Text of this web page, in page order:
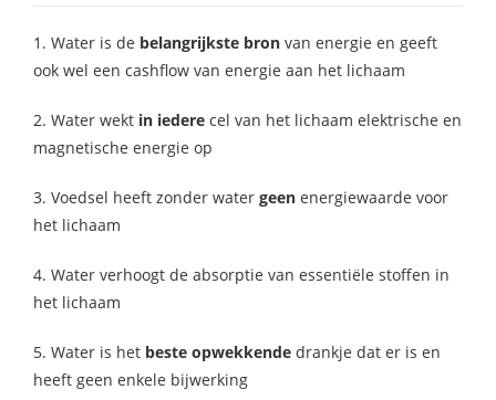
1. Water is de belangrijkste bron van energie en geeft
ook wel een cashflow van energie aan het lichaam
2. Water wekt in iedere cel van het lichaam elektrische en
magnetische energie op
3. Voedsel heeft zonder water geen energiewaarde voor
het lichaam
4. Water verhoogt de absorptie van essentiële stoffen in
het lichaam
5. Water is het beste opwekkende drankje dat er is en
heeft geen enkele bijwerking